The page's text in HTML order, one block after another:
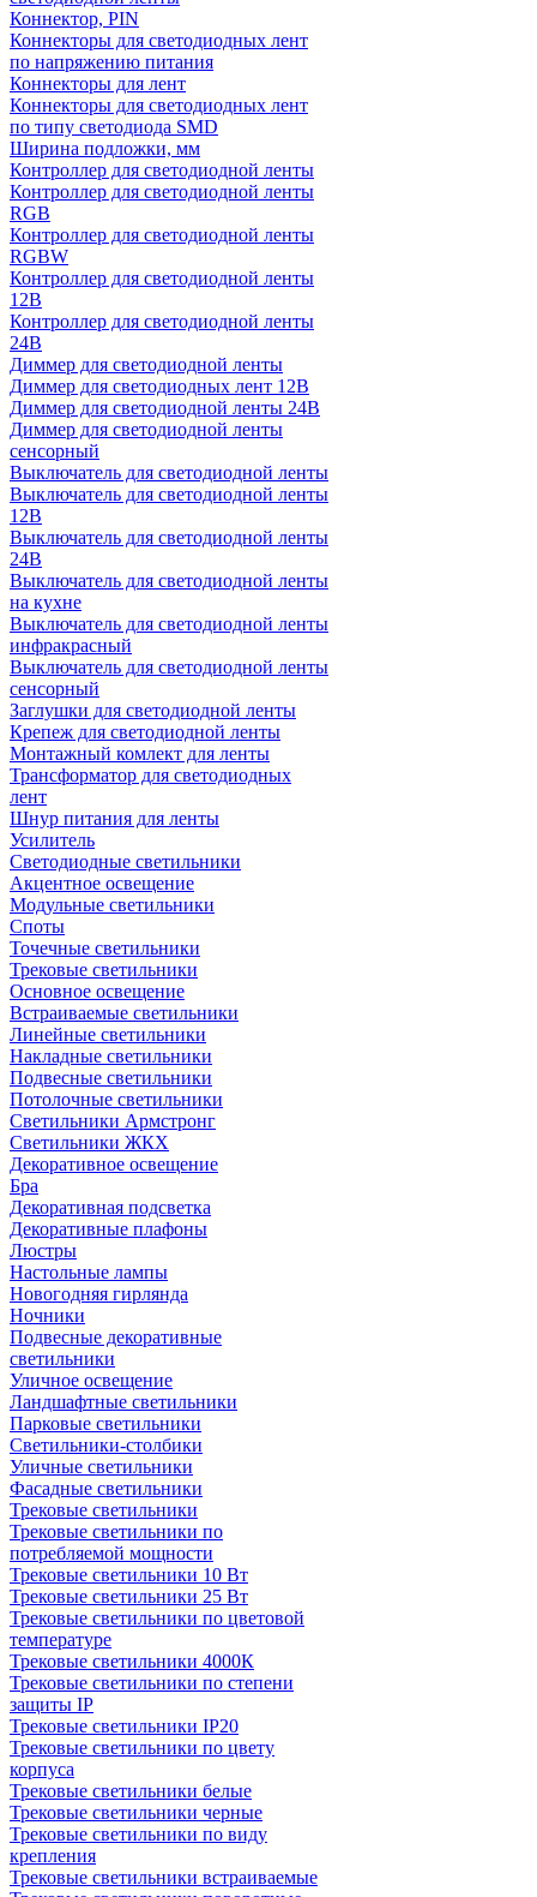
Коннектор, PIN
Коннекторы для светодиодных лент
по напряжению питания
Коннекторы для лент
Коннекторы для светодиодных лент
по типу светодиода SMD
Ширина подложки, мм
Контроллер для светодиодной ленты
Контроллер для светодиодной ленты
RGB
Контроллер для светодиодной ленты
RGBW
Контроллер для светодиодной ленты
12В
Контроллер для светодиодной ленты
24В
Диммер для светодиодной ленты
Диммер для светодиодных лент 12В
Диммер для светодиодной ленты 24В
Диммер для светодиодной ленты
сенсорный
Выключатель для светодиодной ленты
Выключатель для светодиодной ленты
12В
Выключатель для светодиодной ленты
24В
Выключатель для светодиодной ленты
на кухне
Выключатель для светодиодной ленты
инфракрасный
Выключатель для светодиодной ленты
сенсорный
Заглушки для светодиодной ленты
Крепеж для светодиодной ленты
Монтажный комлект для ленты
Трансформатор для светодиодных
лент
Шнур питания для ленты
Усилитель
Светодиодные светильники
Акцентное освещение
Модульные светильники
Споты
Точечные светильники
Трековые светильники
Основное освещение
Встраиваемые светильники
Линейные светильники
Накладные светильники
Подвесные светильники
Потолочные светильники
Светильники Армстронг
Светильники ЖКХ
Декоративное освещение
Бра
Декоративная подсветка
Декоративные плафоны
Люстры
Настольные лампы
Новогодняя гирлянда
Ночники
Подвесные декоративные
светильники
Уличное освещение
Ландшафтные светильники
Парковые светильники
Светильники-столбики
Уличные светильники
Фасадные светильники
Трековые светильники
Трековые светильники по
потребляемой мощности
Трековые светильники 10 Вт
Трековые светильники 25 Вт
Трековые светильники по цветовой
температуре
Трековые светильники 4000К
Трековые светильники по степени
защиты IP
Трековые светильники IP20
Трековые светильники по цвету
корпуса
Трековые светильники белые
Трековые светильники черные
Трековые светильники по виду
крепления
Трековые светильники встраиваемые